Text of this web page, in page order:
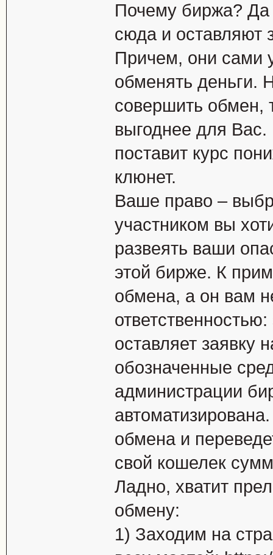
Почему биржа? Да
сюда и оставляют
Причем, они сами
обменять деньги.
совершить обмен,
выгоднее для
поставит курс
клюнет.
Ваше право –
участником вы
развеять ваши
этой бирже. К
обмена, а он вам
оставляет заявку
обозначенные
администрации
обмена и
свой кошелек
Ладно, хватит
обмену:
1) Заходим на